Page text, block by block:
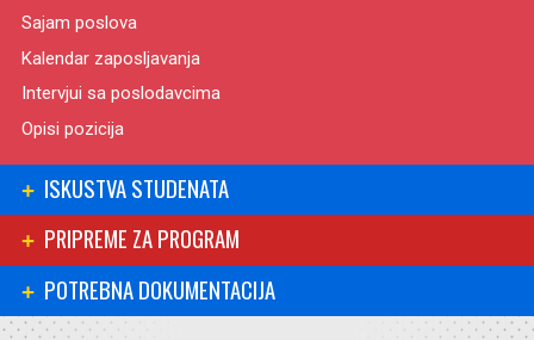
Sajam poslova
Kalendar zaposljavanja
Intervjui sa poslodavcima
Opisi pozicija
ISKUSTVA STUDENATA
PRIPREME ZA PROGRAM
POTREBNA DOKUMENTACIJA